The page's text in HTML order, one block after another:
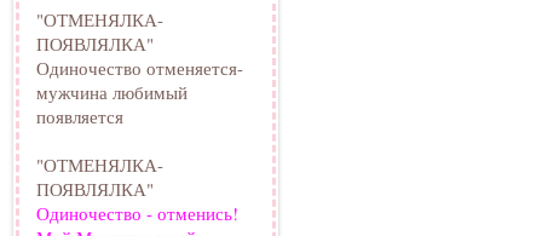
"ОТМЕНЯЛКА-
ПОЯВЛЯЛКА"
Одиночество отменяется-
мужчина любимый
появляется
"ОТМЕНЯЛКА-
ПОЯВЛЯЛКА"
Одиночество - отменись!